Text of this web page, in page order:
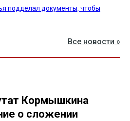
подделал документы, чтобы
Все новости »
Кормышкина
о сложении